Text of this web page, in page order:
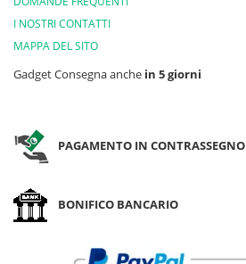
I NOSTRI CONTATTI
MAPPA DEL SITO
Gadget Consegna anche in 5 giorni
PAGAMENTO IN CONTRASSEGNO
BONIFICO BANCARIO